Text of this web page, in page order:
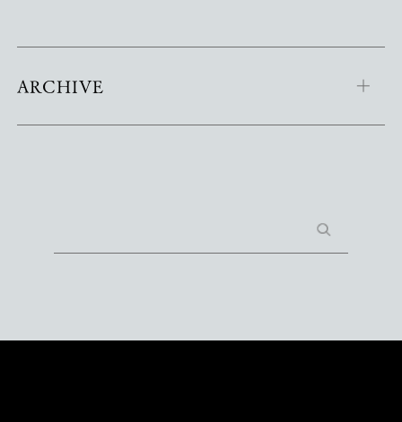
ARCHIVE